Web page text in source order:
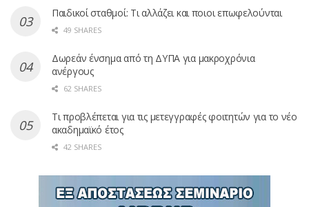
Παιδικοί σταθμοί: Τι αλλάζει και ποιοι επωφελούνται
49 SHARES
Δωρεάν ένσημα από τη ΔΥΠΑ για μακροχρόνια
ανέργους
62 SHARES
Τι προβλέπεται για τις μετεγγραφές φοιτητών για το νέο
ακαδημαϊκό έτος
42 SHARES